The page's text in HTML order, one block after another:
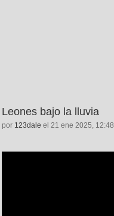
Leones bajo la lluvia
por 123dale el 21 ene 2025, 12:48